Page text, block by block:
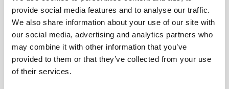
provide social media features and to analyse our traffic.
We also share information about your use of our site with
our social media, advertising and analytics partners who
may combine it with other information that you’ve
provided to them or that they’ve collected from your use
of their services.
27 JUNHO 2023
ALTO ESCALÃO DA INFOSEC: DE VOLTA –
PESSOALMENTE – À SAS!
Preparem as trombetas, ouça o rufar de tambores,
aplausos, vivas e assobios! Eis duas novidades para
você: uma é boa, a outra é… ainda melhor! Primeiro: